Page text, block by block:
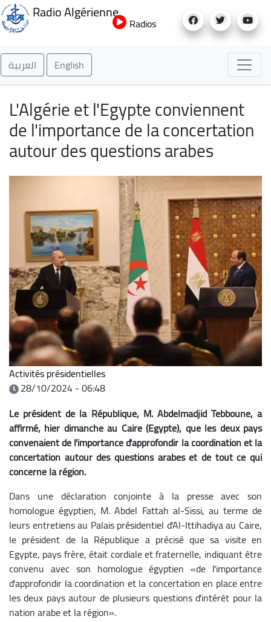
au
Radio Algérienne
Radios
العربية English
L'Algérie et l'Egypte conviennent
de l'importance de la concertation
autour des questions arabes
Activités présidentielles
28/10/2024 - 06:48
Le président de la République, M. Abdelmadjid Tebboune, a
affirmé, hier dimanche au Caire (Egypte), que les deux pays
convenaient de l'importance d'approfondir la coordination et la
concertation autour des questions arabes et de tout ce qui
concerne la région.
Dans une déclaration conjointe à la presse avec son
homologue égyptien, M. Abdel Fattah al-Sissi, au terme de
leurs entretiens au Palais présidentiel d'Al-Ittihadiya au Caire,
le président de la République a précisé que sa visite en
Egypte, pays frère, était cordiale et fraternelle, indiquant être
convenu avec son homologue égyptien «de l'importance
d'approfondir la coordination et la concertation en place entre
les deux pays autour de plusieurs questions d'intérêt pour la
nation arabe et la région».